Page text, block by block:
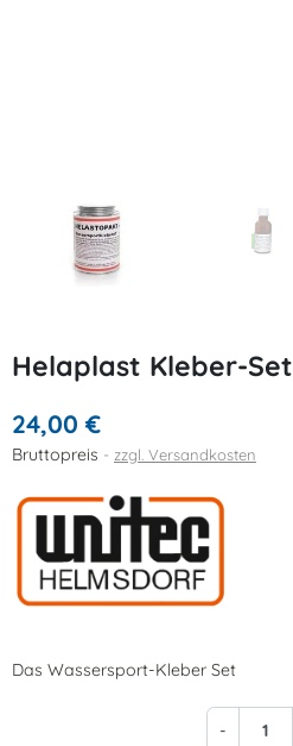
Helaplast Kleber-Set
24,00 €
Bruttopreis zzgl. Versandkosten
Das Wassersport-Kleber Set
-